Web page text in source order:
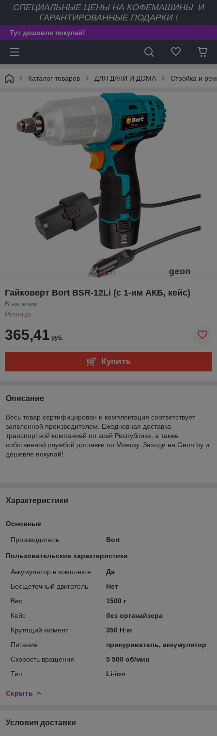
СПЕЦИАЛЬНЫЕ ЦЕНЫ НА КОФЕМАШИНЫ И
ГАРАНТИРОВАННЫЕ ПОДАРКИ !
Тут дешевле покупай!
Каталог товаров ДЛЯ ДАЧИ И ДОМА Стройка и
Гайковерт Bort BSR-12Li (с 1-им АКБ, кейс)
В наличии
Розница
365,41 руб.
Купить
Описание
Весь товар сертифицирован и комплектация соответствует
заявленной производителем. Ежедневная доставка
транспортной компанией по всей Республике, а также
собственной службой доставки по Минску. Заходи на Geon.by и
дешевле покупай!
Характеристики
Основные
Производитель Bort
Пользовательские характеристики
Аккумулятор в комплекте
Да
Бесщеточный двигатель
Нет
Вес
1500 г
Кейс
без органайзера
Крутящий момент
350 Н·м
Питание
прикуриватель, аккумулятор
Скорость вращения
5 500 об/мин
Тип
Li-ion
Скрыть
Условия доставки